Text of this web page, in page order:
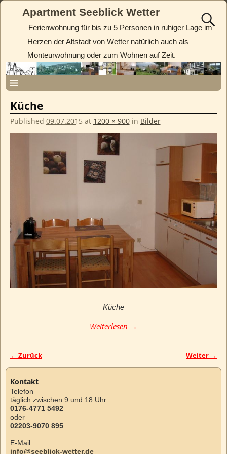
Apartment Seeblick Wetter
Ferienwohnung für bis zu 5 Personen in ruhiger Lage im
Herzen der Altstadt von Wetter natürlich auch als
Monteurwohnung oder zum Wohnen auf Zeit.
Küche
Published 09.07.2015 at 1200 × 900in Bilder
Küche
Weiterlesen →
← Zurück Weiter →
Kontakt
Telefon
täglich zwischen 9 und 18 Uhr:
0176-4771 5492
oder
02203-9070 895
E-Mail:
info@seeblick-wetter.de